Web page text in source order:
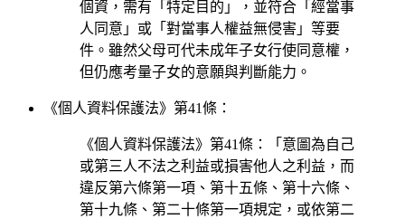
個資，需有「特定目的」，並符合「經當事
人同意」或「對當事人權益無侵害」等要
件。雖然父母可代未成年子女行使同意權，
但仍應考量子女的意願與判斷能力。
《個人資料保護法》第41條：
《個人資料保護法》第41條：「意圖為自己
或第三人不法之利益或損害他人之利益，而
違反第六條第一項、第十五條、第十六條、
第十九條、第二十條第一項規定，或依第二